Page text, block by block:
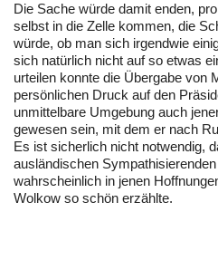
Die Sache würde damit enden,
selbst in die Zelle kommen, die
würde, ob man sich irgendwie
sich natürlich nicht auf so etwas
urteilen konnte die Übergabe von
persönlichen Druck auf den
unmittelbare Umgebung auch
gewesen sein, mit dem er nach
Es ist sicherlich nicht notwendig,
ausländischen
wahrscheinlich in jenen
Wolkow so schön erzählte.